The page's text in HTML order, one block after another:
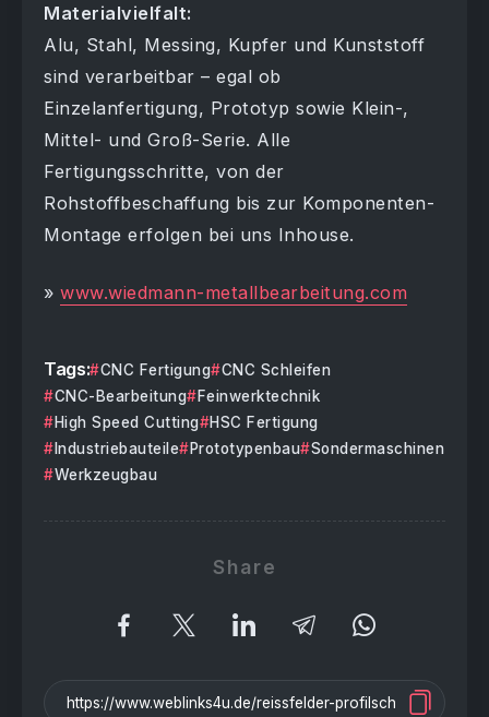
Materialvielfalt:
Alu, Stahl, Messing, Kupfer und Kunststoff
sind verarbeitbar – egal ob
Einzelanfertigung, Prototyp sowie Klein-,
Mittel- und Groß-Serie. Alle
Fertigungsschritte, von der
Rohstoffbeschaffung bis zur Komponenten-
Montage erfolgen bei uns Inhouse.
» www.wiedmann-metallbearbeitung.com
Tags: CNC Fertigung
CNC Schleifen
CNC-Bearbeitung
Feinwerktechnik
High Speed Cutting
HSC Fertigung
Industriebauteile
Prototypenbau
Sondermaschinen
Werkzeugbau
Share